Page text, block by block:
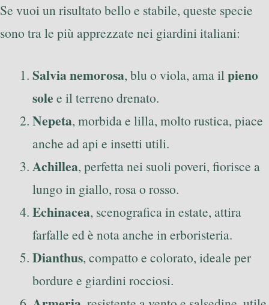
Se vuoi un risultato bello e stabile, queste specie
sono tra le più apprezzate nei giardini italiani:
Salvia nemorosa, blu o viola, ama ilpieno
sole e il terreno drenato.
Nepeta, morbida e lilla, molto rustica, piace
anche ad api e insetti utili.
Achillea, perfetta nei suoli poveri, fiorisce a
lungo in giallo, rosa o rosso.
Echinacea, scenografica in estate, attira
farfalle ed è nota anche in erboristeria.
Dianthus, compatto e colorato, ideale per
bordure e giardini rocciosi.